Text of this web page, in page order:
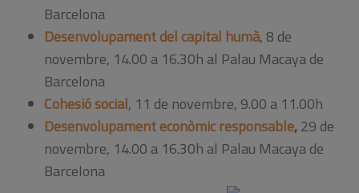
Barcelona
Desenvolupament del capital humà, 8 de
novembre, 14.00 a 16.30h al Palau Macaya de
Barcelona
Cohesió social, 11 de novembre, 9.00 a 11.00h
Desenvolupament econòmic responsable,29 de
novembre, 14.00 a 16.30h al Palau Macaya de
Barcelona